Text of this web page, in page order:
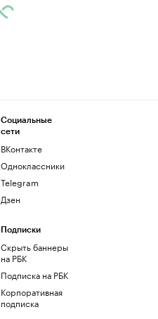
Социальные
сети
ВКонтакте
Одноклассники
Telegram
Дзен
Подписки
Скрыть баннеры
на РБК
Подписка на РБК
Корпоративная
подписка